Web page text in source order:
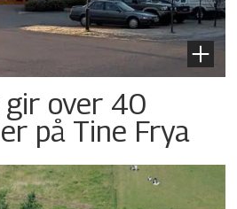
over 40
på Tine Frya